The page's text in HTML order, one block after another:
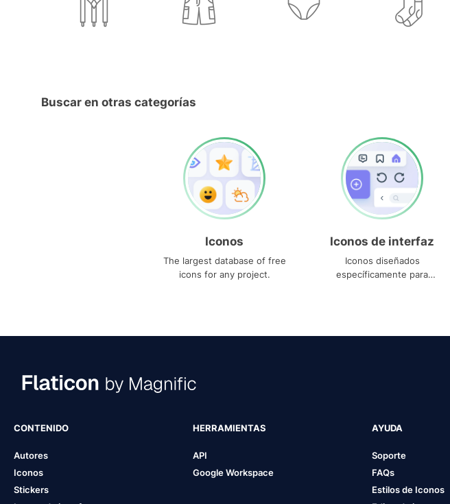
Buscar en otras categorías
Iconos
The largest database of free
icons for any project.
Iconos de interfaz
Iconos diseñados
específicamente para
CONTENIDO
Autores
Iconos
Stickers
HERRAMIENTAS
API
Google Workspace
AYUDA
Soporte
FAQs
Estilos de Iconos